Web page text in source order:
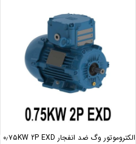
الکتروموتور وگ ضد انفجار ۰٫۷۵KW 2P EXD